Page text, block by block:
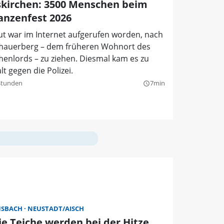
3500 Menschen beim
2026
war im Internet aufgerufen worden, nach
– dem früheren Wohnort des
– zu ziehen. Diesmal kam es zu
gegen die Polizei.
query_builder7min
NEUSTADT/AISCH